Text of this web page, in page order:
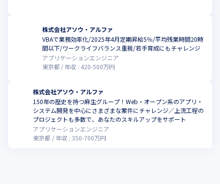
株式会社アソウ・アルファ
VBAで業務効率化/2025年4月定期昇給5％/平均残業時間20時
間以下/ワークライフバランス重視/若手育成にもチャレンジ
アプリケーションエンジニア
東京都
年収 : 420-500万円
株式会社アソウ・アルファ
150年の歴史を持つ麻生グループ！Web・オープン系のアプリ・
システム開発を中心にさまざまな案件にチャレンジ／上流工程の
プロジェクトも多数で、あなたのスキルアップをサポート
アプリケーションエンジニア
東京都
年収 : 350-700万円